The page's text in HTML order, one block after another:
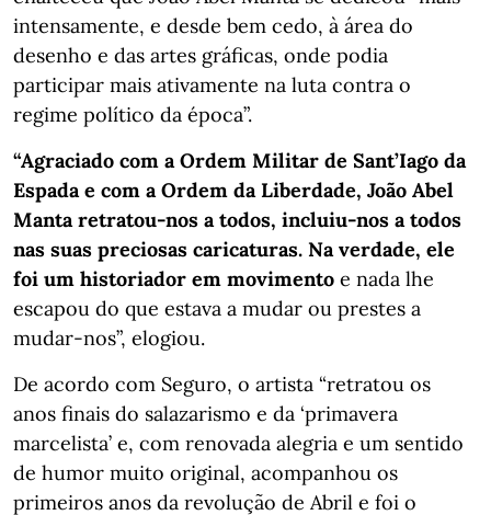
intensamente, e desde bem cedo, à área do
desenho e das artes gráficas, onde podia
participar mais ativamente na luta contra o
regime político da época”.
“Agraciado com a Ordem Militar de Sant’Iago da
Espada e com a Ordem da Liberdade, João Abel
Manta retratou-nos a todos, incluiu-nos a todos
nas suas preciosas caricaturas. Na verdade, ele
foi um historiador em movimento e nada lhe
escapou do que estava a mudar ou prestes a
mudar-nos”, elogiou.
De acordo com Seguro, o artista “retratou os
anos finais do salazarismo e da ‘primavera
marcelista’ e, com renovada alegria e um sentido
de humor muito original, acompanhou os
primeiros anos da revolução de Abril e foi o